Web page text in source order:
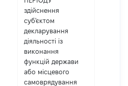
здійснення
суб'єктом
декларування
діяльності із
виконання
функцій держави
або місцевого
самоврядування